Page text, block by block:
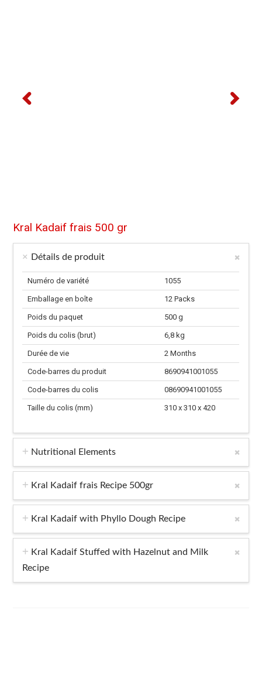
Kral Kadaif frais 500 gr
Détails de produit
Numéro de variété 1055
Emballage en boîte 12 Packs
Poids du paquet 500 g
Poids du colis (brut) 6,8 kg
Durée de vie 2 Months
Code-barres du produit 8690941001055
Code-barres du colis 08690941001055
Taille du colis (mm) 310 x 310 x 420
Nutritional Elements
Kral Kadaif frais Recipe 500gr
Kral Kadaif with Phyllo Dough Recipe
Kral Kadaif Stuffed with Hazelnut and Milk
Recipe